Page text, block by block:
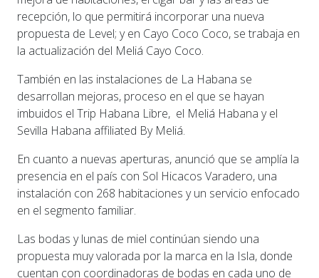
recepción, lo que permitirá incorporar una nueva
propuesta de Level; y en Cayo Coco Coco, se trabaja en
la actualización del Meliá Cayo Coco.
También en las instalaciones de La Habana se
desarrollan mejoras, proceso en el que se hayan
imbuidos el Trip Habana Libre, el Meliá Habana y el
Sevilla Habana affiliated By Meliá.
En cuanto a nuevas aperturas, anunció que se amplía la
presencia en el país con Sol Hicacos Varadero, una
instalación con 268 habitaciones y un servicio enfocado
en el segmento familiar.
Las bodas y lunas de miel continúan siendo una
propuesta muy valorada por la marca en la Isla, donde
cuentan con coordinadoras de bodas en cada uno de